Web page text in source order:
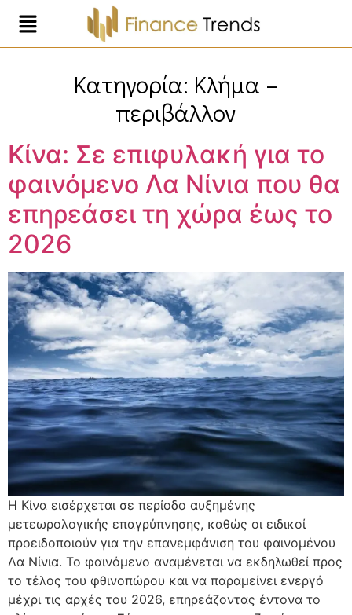
Κατηγορία: Κλήμα –
περιβάλλον
Κίνα: Σε επιφυλακή για το
φαινόμενο Λα Νίνια που θα
επηρεάσει τη χώρα έως το
2026
Η Κίνα εισέρχεται σε περίοδο αυξημένης
μετεωρολογικής επαγρύπνησης, καθώς οι ειδικοί
προειδοποιούν για την επανεμφάνιση του φαινομένου
Λα Νίνια. Το φαινόμενο αναμένεται να εκδηλωθεί προς
το τέλος του φθινοπώρου και να παραμείνει ενεργό
μέχρι τις αρχές του 2026, επηρεάζοντας έντονα το